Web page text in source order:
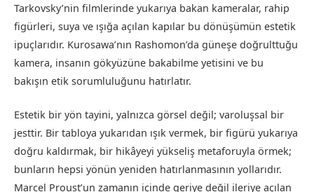
Tarkovsky’nin filmlerinde yukarıya bakan kameralar, rahip
figürleri, suya ve ışığa açılan kapılar bu dönüşümün estetik
ipuçlarıdır. Kurosawa’nın Rashomon’da güneşe doğrulttuğu
kamera, insanın gökyüzüne bakabilme yetisini ve bu
bakışın etik sorumluluğunu hatırlatır.
Estetik bir yön tayini, yalnızca görsel değil; varoluşsal bir
jesttir. Bir tabloya yukarıdan ışık vermek, bir figürü yukarıya
doğru kaldırmak, bir hikâyeyi yükseliş metaforuyla örmek;
bunların hepsi yönün yeniden hatırlanmasının yollarıdır.
Marcel Proust’un zamanın içinde geriye değil ileriye açılan